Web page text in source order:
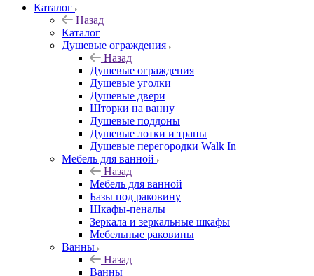
Каталог
Назад
Каталог
Душевые ограждения
Назад
Душевые ограждения
Душевые уголки
Душевые двери
Шторки на ванну
Душевые поддоны
Душевые лотки и трапы
Душевые перегородки Walk In
Мебель для ванной
Назад
Мебель для ванной
Базы под раковину
Шкафы-пеналы
Зеркала и зеркальные шкафы
Мебельные раковины
Ванны
Назад
Ванны